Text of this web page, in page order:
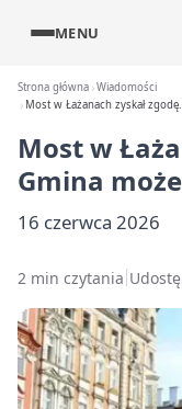
MENU
Strona główna Wiadomości
Most w Łażanach zyskał
Most w
Gmina
16 czerwca 2026
2 min czytania